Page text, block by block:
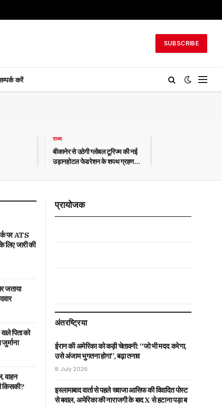
SUBSCRIBE
करें
राज्य
बीकानेर से उठेगी ग्लोबल टूरिज्म की नई
उड़ानहोटल फेडरेशन के शपथ ग्रहण
प्रशासन और पर्यटन जगत के दिग्गज
पर ATS
जारी की
जताया
पिता को
वाहन
किसकी?
प्रायोजक
अंतरष्ट्रिया
ईरान की अमेरिका को कड़ी चेतावनी: “जो भी मदद करेगा,
उसे अंजाम भुगतना होगा”, बढ़ा तनाव
8 July 2026
इस्लामाबाद वार्ता से पहले ख्वाजा आसिफ की विवादित पोस्ट
से बवाल, अमेरिका की नाराजगी के बाद X से हटाना पड़ा ब